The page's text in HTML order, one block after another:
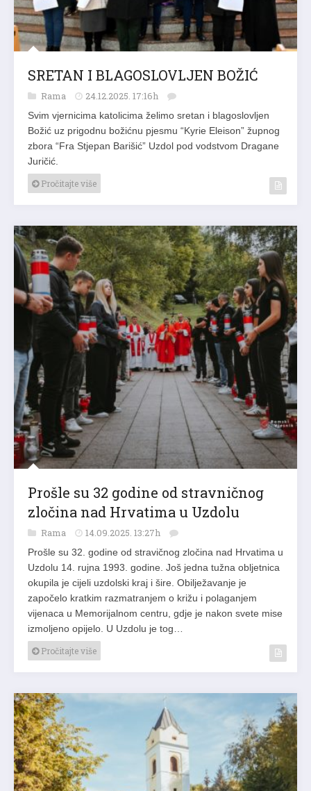
SRETAN I BLAGOSLOVLJEN BOŽIĆ
Rama 24.12.2025. 17:16h
Svim vjernicima katolicima želimo sretan i blagoslovljen
Božić uz prigodnu božićnu pjesmu “Kyrie Eleison” župnog
zbora “Fra Stjepan Barišić” Uzdol pod vodstvom Dragane
Juričić.
Pročitajte više
Prošle su 32 godine od stravničnog
zločina nad Hrvatima u Uzdolu
Rama 14.09.2025. 13:27h
Prošle su 32. godine od stravičnog zločina nad Hrvatima u
Uzdolu 14. rujna 1993. godine. Još jedna tužna obljetnica
okupila je cijeli uzdolski kraj i šire. Obilježavanje je
započelo kratkim razmatranjem o križu i polaganjem
vijenaca u Memorijalnom centru, gdje je nakon svete mise
izmoljeno opijelo. U Uzdolu je tog…
Pročitajte više